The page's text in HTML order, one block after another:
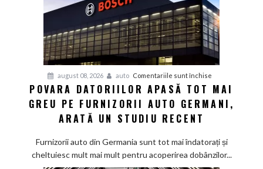
august 08, 2026 auto Comentariile sunt închise
Povara
datoriilor
mai
greu
POVARA DATORIILOR APASĂ TOT MAI
GREU PE FURNIZORII AUTO GERMANI,
ARATĂ UN STUDIU RECENT
Furnizorii auto din Germania sunt tot mai îndatorați și
cheltuiesc mult mai mult pentru acoperirea dobânzilor...